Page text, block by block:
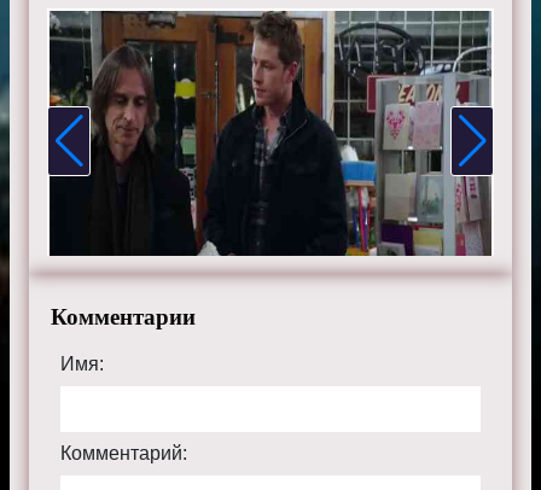
Шон Магуайр, Эндрю Джей Уэст, Дания Рамирес,
Габриэль Анвар, Элисон Фернандес и Мекиа Кокс.
Смотрите онлайн 1 сезон 12 серию «Однажды в
сказке » бесплатно в хорошем HD качестве, на
телефоне, планшете, пк или телевизоре на сайте
onceupon-a-time.ru.
Комментарии
Имя:
Комментарий: